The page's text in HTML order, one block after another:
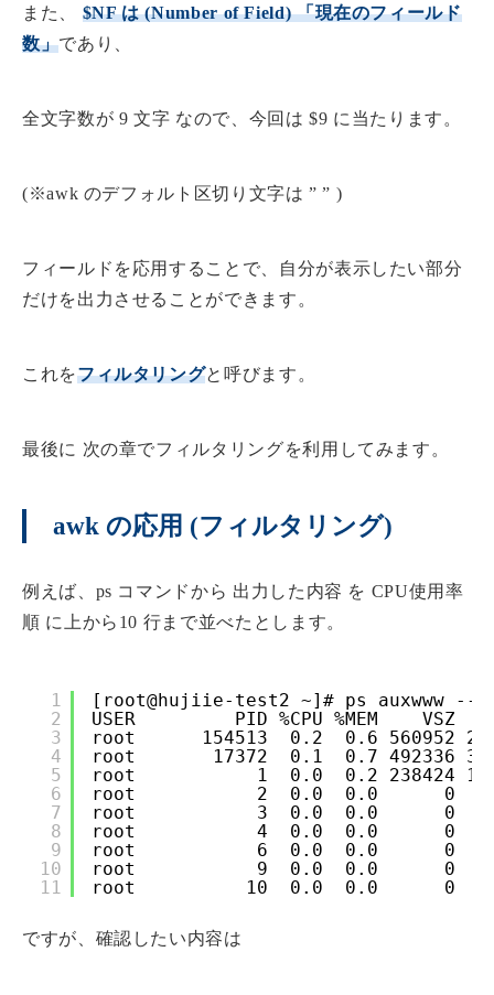
また、 $NF は (Number of Field) 「現在のフィールド
数」であり、
全文字数が 9 文字 なので、今回は $9 に当たります。
(※awk のデフォルト区切り文字は ” ” )
フィールドを応用することで、自分が表示したい部分
だけを出力させることができます。
これをフィルタリングと呼びます。
最後に 次の章でフィルタリングを利用してみます。
awk の応用 (フィルタリング)
例えば、ps コマンドから 出力した内容 を CPU使用率
順 に上から10 行まで並べたとします。
1
2
3
4
5
6
7
8
9
10
11
[root@hujiie-test2 ~]# ps auxwww --
USER         PID %CPU %MEM    VSZ
root      154513  0.2  0.6
root       17372  0.1  0.7 492336
root           1  0.0  0.2 238424
root           2  0.0  0.0      0
root           3  0.0  0.0      0
root           4  0.0  0.0      0
root           6  0.0  0.0      0
root           9  0.0  0.0      0
root          10  0.0  0.0      0
ですが、確認したい内容は